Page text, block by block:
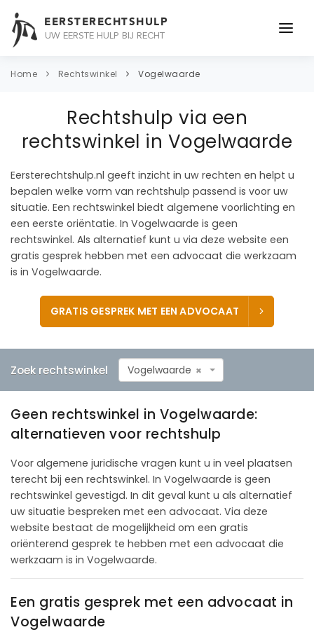
EERSTERECHTSHULP
UW EERSTE HULP BIJ RECHT
ONDERWERPEN
ADVOCAAT
CONTACT
Home Rechtswinkel Vogelwaarde
Rechtshulp via een
rechtswinkel in Vogelwaarde
Eersterechtshulp.nl geeft inzicht in uw rechten en helpt u
bepalen welke vorm van rechtshulp passend is voor uw
situatie. Een rechtswinkel biedt algemene voorlichting en
een eerste oriëntatie. In Vogelwaarde is geen
rechtswinkel. Als alternatief kunt u via deze website een
gratis gesprek hebben met een advocaat die werkzaam
is in Vogelwaarde.
GRATIS GESPREK MET EEN ADVOCAAT
Zoek rechtswinkel ×
Vogelwaarde
Geen rechtswinkel in Vogelwaarde:
alternatieven voor rechtshulp
Voor algemene juridische vragen kunt u in veel plaatsen
terecht bij een rechtswinkel. In Vogelwaarde is geen
rechtswinkel gevestigd. In dit geval kunt u als alternatief
uw situatie bespreken met een advocaat. Via deze
website bestaat de mogelijkheid om een gratis
oriënterend gesprek te hebben met een advocaat die
werkzaam is in Vogelwaarde.
Een gratis gesprek met een advocaat in
Vogelwaarde